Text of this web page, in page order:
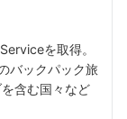
を取得。
バックパック旅
含む国々など